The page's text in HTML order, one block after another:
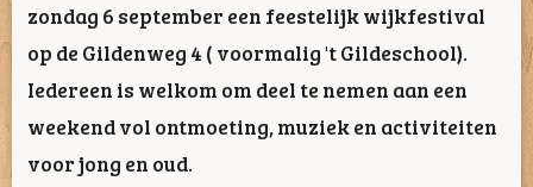
zondag 6 september een feestelijk wijkfestival
op de Gildenweg 4 ( voormalig 't Gildeschool).
Iedereen is welkom om deel te nemen aan een
weekend vol ontmoeting, muziek en activiteiten
voor jong en oud.